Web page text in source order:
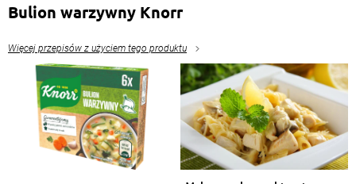
Bulion warzywny Knorr
Więcej przepisów z użyciem tego produktu